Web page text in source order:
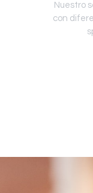
Nuestro
con